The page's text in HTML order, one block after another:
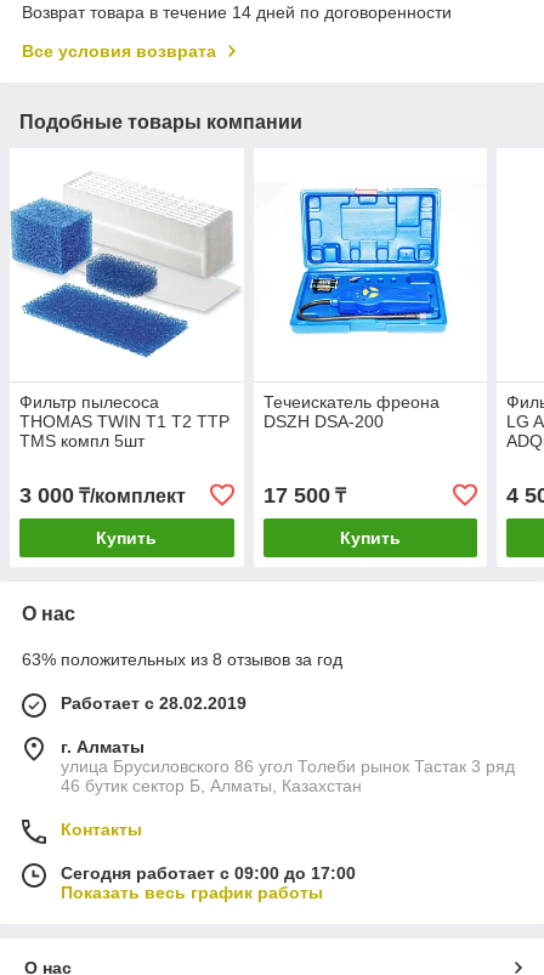
Возврат товара в течение 14 дней по договоренности
Все условия возврата
Подобные товары компании
Фильтр пылесоса
THOMAS TWIN T1 T2 TTP
TMS компл 5шт
3 000 ₸/комплект
Купить
Течеискатель фреона
DSZH DSA-200
17 500₸
Купить
LG
4
О нас
63% положительных из 8 отзывов за год
Работает с 28.02.2019
г. Алматы
улица Брусиловского 86 угол Толеби рынок Тастак 3 ряд
46 бутик сектор Б, Алматы, Казахстан
Контакты
Сегодня работает с 09:00 до 17:00
Показать весь график работы
О нас